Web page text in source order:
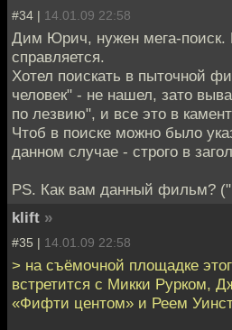
#34 | 14.01.09 22:58
Дим Юрич, нужен мега-поиск.
справляется.
Хотел поискать в пыточной
человек" - не нашел, зато
по лезвию", и все это в
Чтоб в поиске можно было
данном случае - строго в
PS. Как вам данный фильм?
klift »
#35 | 14.01.09 22:58
> на съёмочной площадке
встретится с Микки Рурком,
«Фифти центом» и Реем